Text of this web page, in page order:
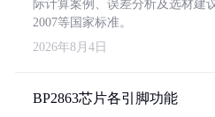
际计算案例、误差分析及选材建
2007等国家标准。
2026年8月4日
BP2863芯片各引脚功能